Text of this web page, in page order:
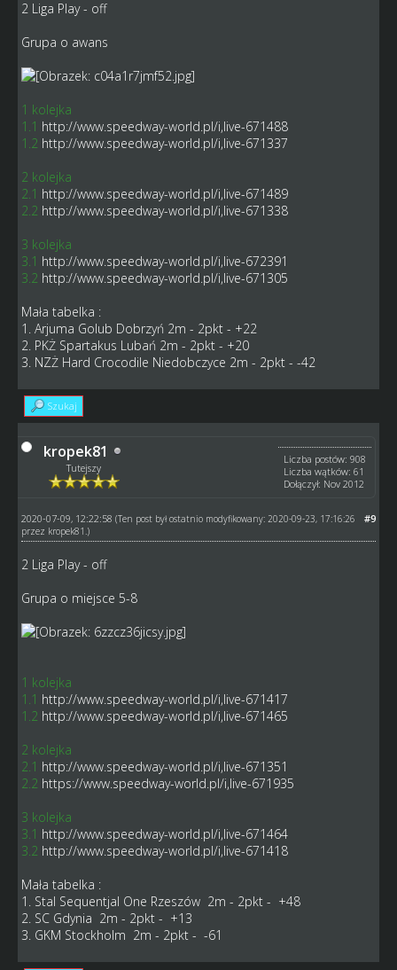
2 Liga Play - off
Grupa o awans
1 kolejka
1.1 http://www.speedway-world.pl/i,live-671488
1.2 http://www.speedway-world.pl/i,live-671337
2 kolejka
2.1 http://www.speedway-world.pl/i,live-671489
2.2 http://www.speedway-world.pl/i,live-671338
3 kolejka
3.1 http://www.speedway-world.pl/i,live-672391
3.2 http://www.speedway-world.pl/i,live-671305
Mała tabelka :
1. Arjuma Golub Dobrzyń 2m - 2pkt - +22
2. PKŻ Spartakus Lubań 2m - 2pkt - +20
3. NZŻ Hard Crocodile Niedobczyce 2m - 2pkt - -42
Szukaj
kropek81
Tutejszy
Liczba postów: 908
Liczba wątków: 61
Dołączył: Nov 2012
#9
2020-07-09, 12:22:58 (Ten post był ostatnio modyfikowany: 2020-09-23, 17:16:26
przez kropek81 .)
2 Liga Play - off
Grupa o miejsce 5-8
1 kolejka
1.1 http://www.speedway-world.pl/i,live-671417
1.2 http://www.speedway-world.pl/i,live-671465
2 kolejka
2.1 http://www.speedway-world.pl/i,live-671351
2.2 https://www.speedway-world.pl/i,live-671935
3 kolejka
3.1 http://www.speedway-world.pl/i,live-671464
3.2 http://www.speedway-world.pl/i,live-671418
Mała tabelka :
1. Stal Sequentjal One Rzeszów 2m - 2pkt - +48
2. SC Gdynia 2m - 2pkt - +13
3. GKM Stockholm 2m - 2pkt - -61